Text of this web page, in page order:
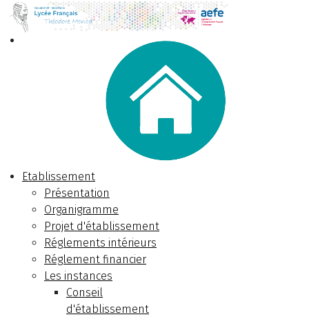
Etablissement
Présentation
Organigramme
Projet d'établissement
Réglements intérieurs
Réglement financier
Les instances
Conseil
d'établissement